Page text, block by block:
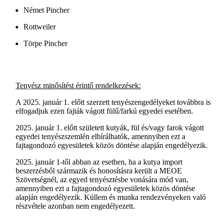
Német Pincher
Rottweiler
Törpe Pincher
Tenyész minősítést érintő rendelkezések:
A 2025. január 1. előtt szerzett tenyészengedélyeket továbbra is
elfogadjuk ezen fajták vágott fülű/farkú egyedei esetében.
2025. január 1. előtt született kutyák, fül és/vagy farok vágott
egyedei tenyészszemlén elbírálhatók, amennyiben ezt a
fajtagondozó egyesületek közös döntése alapján engedélyezik.
2025. január 1-től abban az esetben, ha a kutya import
beszerzésből származik és honosításra került a MEOE
Szövetségnél, az egyed tenyésztésbe vonására mód van,
amennyiben ezt a fajtagondozó egyesületek közös döntése
alapján engedélyezik. Küllem és munka rendezvényeken való
részvétele azonban nem engedélyezett.